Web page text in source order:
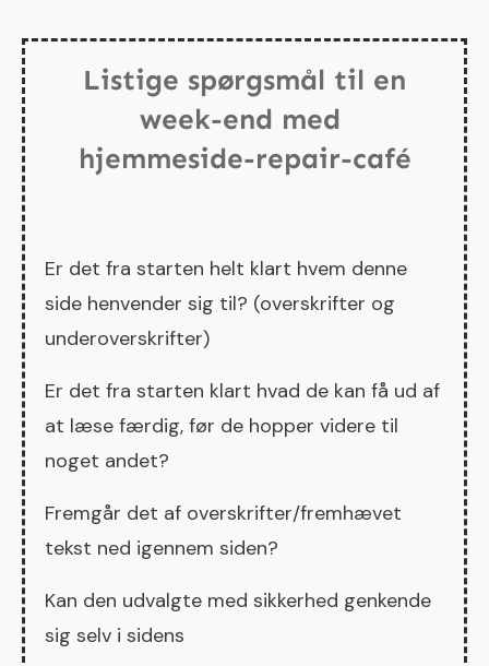
Listige spørgsmål til en
week-end med
hjemmeside-repair-café
Er det fra starten helt klart hvem denne
side henvender sig til? (overskrifter og
underoverskrifter)
Er det fra starten klart hvad de kan få ud af
at læse færdig, før de hopper videre til
noget andet?
Fremgår det af overskrifter/fremhævet
tekst ned igennem siden?
Kan den udvalgte med sikkerhed genkende
sig selv i sidens